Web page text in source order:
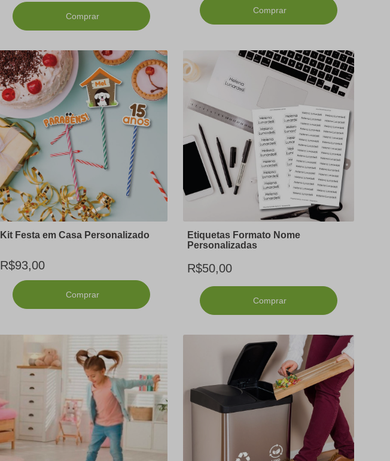
Comprar
Comprar
Kit Festa em Casa Personalizado
R$93,00
Comprar
Etiquetas Formato Nome
Personalizadas
R$50,00
Comprar